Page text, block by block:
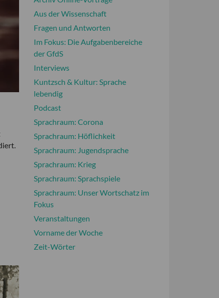
Aus der Wissenschaft
Fragen und Antworten
Im Fokus: Die Aufgabenbereiche
der GfdS
Interviews
Kuntzsch & Kultur: Sprache
lebendig
Podcast
Sprachraum: Corona
Sprachraum: Höflichkeit
Sprachraum: Jugendsprache
Sprachraum: Krieg
Sprachraum: Sprachspiele
Sprachraum: Unser Wortschatz im
Fokus
Veranstaltungen
Vorname der Woche
Zeit-Wörter